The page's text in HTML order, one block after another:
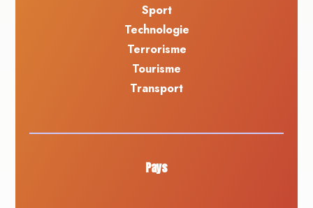
Sport
Technologie
Terrorisme
Tourisme
Transport
Pays